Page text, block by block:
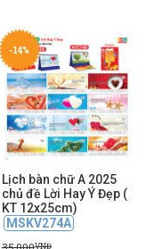
-14%
Lịch bàn chữ A 2025
chủ đề Lời Hay Ý Đẹp (
KT 12x25cm)
MSKV274A
VNĐ